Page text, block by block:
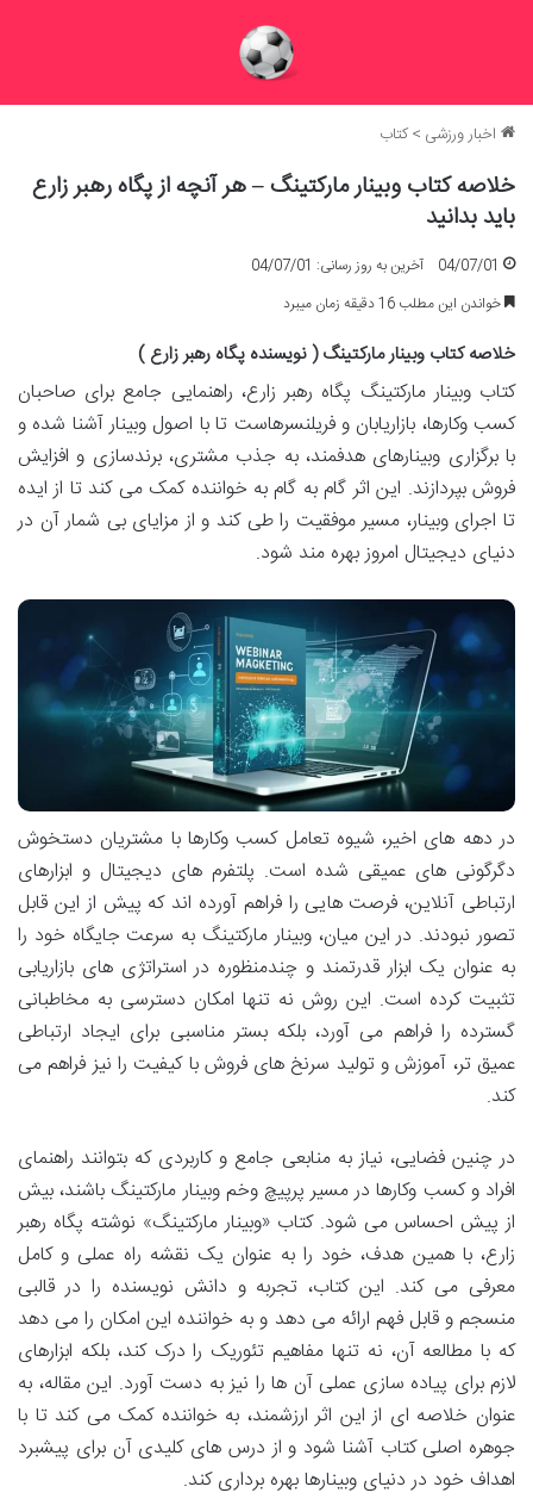
اخبار ورزشی >کتاب
خلاصه کتاب وبینار مارکتینگ – هر آنچه از پگاه رهبر زارع
باید بدانید
04/07/01
آخرین به روز رسانی: 04/07/01
خواندن این مطلب 16 دقیقه زمان میبرد
خلاصه کتاب وبینار مارکتینگ ( نویسنده پگاه رهبر زارع )
کتاب وبینار مارکتینگ پگاه رهبر زارع، راهنمایی جامع برای صاحبان
کسب وکارها، بازاریابان و فریلنسرهاست تا با اصول وبینار آشنا شده و
با برگزاری وبینارهای هدفمند، به جذب مشتری، برندسازی و افزایش
فروش بپردازند. این اثر گام به گام به خواننده کمک می کند تا از ایده
تا اجرای وبینار، مسیر موفقیت را طی کند و از مزایای بی شمار آن در
دنیای دیجیتال امروز بهره مند شود.
در دهه های اخیر، شیوه تعامل کسب وکارها با مشتریان دستخوش
دگرگونی های عمیقی شده است. پلتفرم های دیجیتال و ابزارهای
ارتباطی آنلاین، فرصت هایی را فراهم آورده اند که پیش از این قابل
تصور نبودند. در این میان، وبینار مارکتینگ به سرعت جایگاه خود را
به عنوان یک ابزار قدرتمند و چندمنظوره در استراتژی های بازاریابی
تثبیت کرده است. این روش نه تنها امکان دسترسی به مخاطبانی
گسترده را فراهم می آورد، بلکه بستر مناسبی برای ایجاد ارتباطی
عمیق تر، آموزش و تولید سرنخ های فروش با کیفیت را نیز فراهم می
کند.
در چنین فضایی، نیاز به منابعی جامع و کاربردی که بتوانند راهنمای
افراد و کسب وکارها در مسیر پرپیچ وخم وبینار مارکتینگ باشند، بیش
از پیش احساس می شود. کتاب «وبینار مارکتینگ» نوشته پگاه رهبر
زارع، با همین هدف، خود را به عنوان یک نقشه راه عملی و کامل
معرفی می کند. این کتاب، تجربه و دانش نویسنده را در قالبی
منسجم و قابل فهم ارائه می دهد و به خواننده این امکان را می دهد
که با مطالعه آن، نه تنها مفاهیم تئوریک را درک کند، بلکه ابزارهای
لازم برای پیاده سازی عملی آن ها را نیز به دست آورد. این مقاله، به
عنوان خلاصه ای از این اثر ارزشمند، به خواننده کمک می کند تا با
جوهره اصلی کتاب آشنا شود و از درس های کلیدی آن برای پیشبرد
اهداف خود در دنیای وبینارها بهره برداری کند.